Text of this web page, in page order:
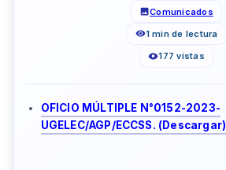
Comunicados
1 min de lectura
177 vistas
OFICIO MÚLTIPLE N°0152-2023-
UGELEC/AGP/ECCSS. (Descargar)